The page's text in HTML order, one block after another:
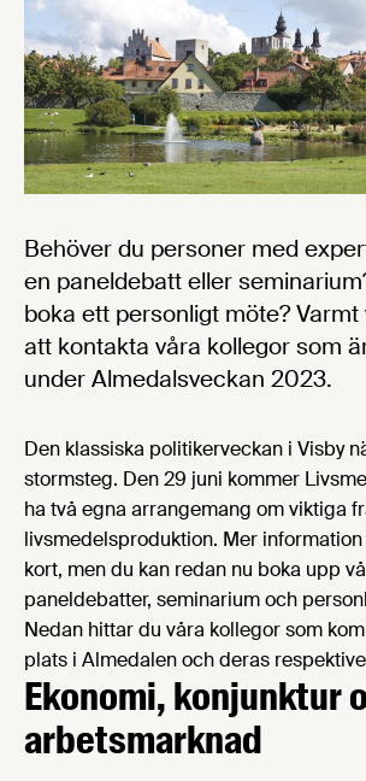
Behöver du personer med
en paneldebatt eller
boka ett personligt möte?
att kontakta våra kollegor som
under Almedalsveckan 2023.
Den klassiska politikerveckan i Visby
stormsteg. Den 29 juni kommer
ha två egna arrangemang om viktiga
livsmedelsproduktion. Mer
kort, men du kan redan nu boka upp
paneldebatter, seminarium och
Nedan hittar du våra kollegor som
plats i Almedalen och deras
Ekonomi, konjunktur
arbetsmarknad